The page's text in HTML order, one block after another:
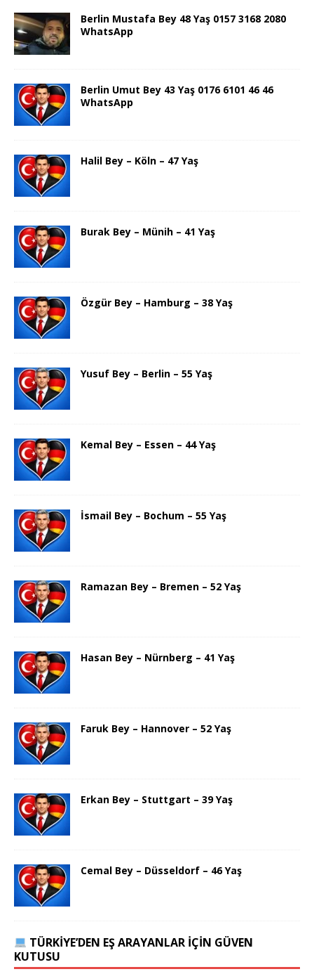
Berlin Mustafa Bey 48 Yaş 0157 3168 2080
WhatsApp
Berlin Umut Bey 43 Yaş 0176 6101 46 46
WhatsApp
Halil Bey – Köln – 47 Yaş
Burak Bey – Münih – 41 Yaş
Özgür Bey – Hamburg – 38 Yaş
Yusuf Bey – Berlin – 55 Yaş
Kemal Bey – Essen – 44 Yaş
İsmail Bey – Bochum – 55 Yaş
Ramazan Bey – Bremen – 52 Yaş
Hasan Bey – Nürnberg – 41 Yaş
Faruk Bey – Hannover – 52 Yaş
Erkan Bey – Stuttgart – 39 Yaş
Cemal Bey – Düsseldorf – 46 Yaş
TÜRKIYE’DEN EŞ ARAYANLAR İÇIN GÜVEN
KUTUSU